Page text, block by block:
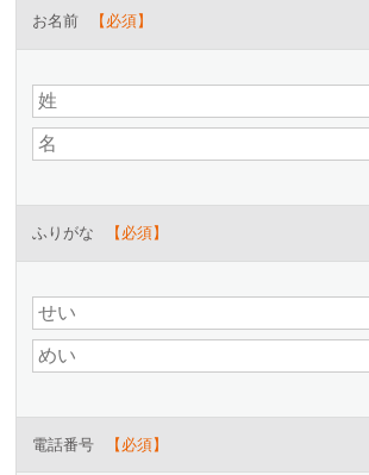
お名前
ふりがな
電話番号